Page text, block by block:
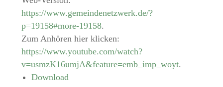
https://www.gemeindenetzwerk.de/?
p=19158#more-19158.
Zum Anhören hier klicken:
https://www.youtube.com/watch?
v=usmzK16umjA&feature=emb_imp_woyt.
Download